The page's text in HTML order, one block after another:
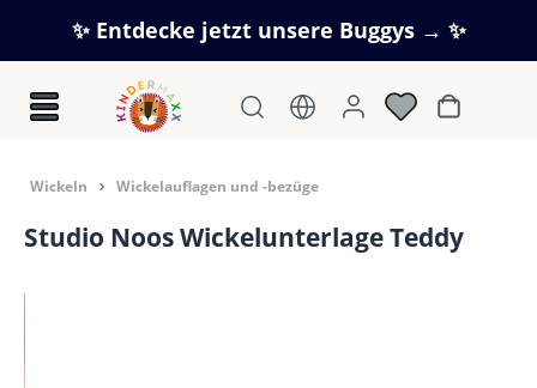
Zum Hauptinhalt springen
✨ Entdecke jetzt unsere Buggys → ✨
Wickeln Wickelauflagen und -bezüge
Studio Noos Wickelunterlage Teddy